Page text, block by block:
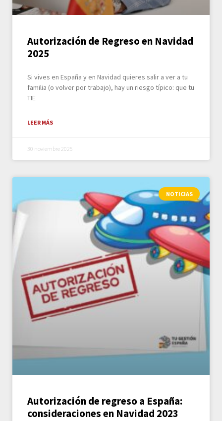
Autorización de Regreso en Navidad
2025
Si vives en España y en Navidad quieres salir a ver a tu
familia (o volver por trabajo), hay un riesgo típico: que tu
TIE
LEER MÁS
30 noviembre 2025
NOTICIAS
Autorización de regreso a España:
consideraciones en Navidad 2023